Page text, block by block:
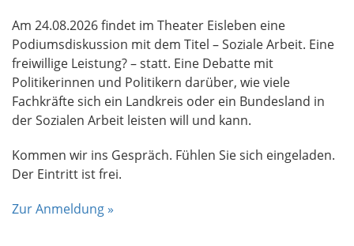
Am 24.08.2026 findet im Theater Eisleben eine
Podiumsdiskussion mit dem Titel – Soziale Arbeit. Eine
freiwillige Leistung? – statt. Eine Debatte mit
Politikerinnen und Politikern darüber, wie viele
Fachkräfte sich ein Landkreis oder ein Bundesland in
der Sozialen Arbeit leisten will und kann.
Kommen wir ins Gespräch. Fühlen Sie sich eingeladen.
Der Eintritt ist frei.
Zur Anmeldung »